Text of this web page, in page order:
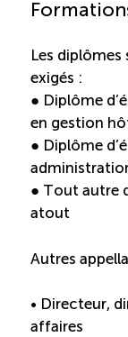
Les
exigés :
● Diplôme
en gestion
● Diplôme
● Tout autre
atout
Autres
• Directeur,
affaires